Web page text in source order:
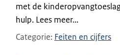
met de
hulp. Lees meer...
Categorie Feiten en cijfers